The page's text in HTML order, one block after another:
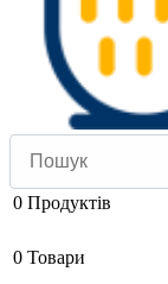
0 Продуктів
0 Товари